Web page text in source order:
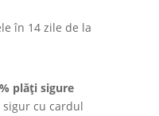
în 14 zile de la
plăți sigure
sigur cu cardul